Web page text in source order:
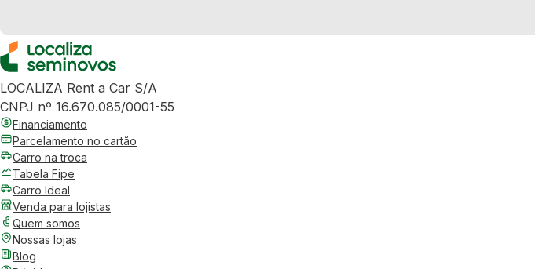
LOCALIZA Rent a Car S/A
CNPJ nº 16.670.085/0001-55
Financiamento
Parcelamento no cartão
Carro na troca
Tabela Fipe
Carro Ideal
Venda para lojistas
Quem somos
Nossas lojas
Blog